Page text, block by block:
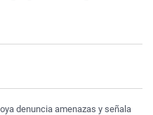
denuncia amenazas y señala